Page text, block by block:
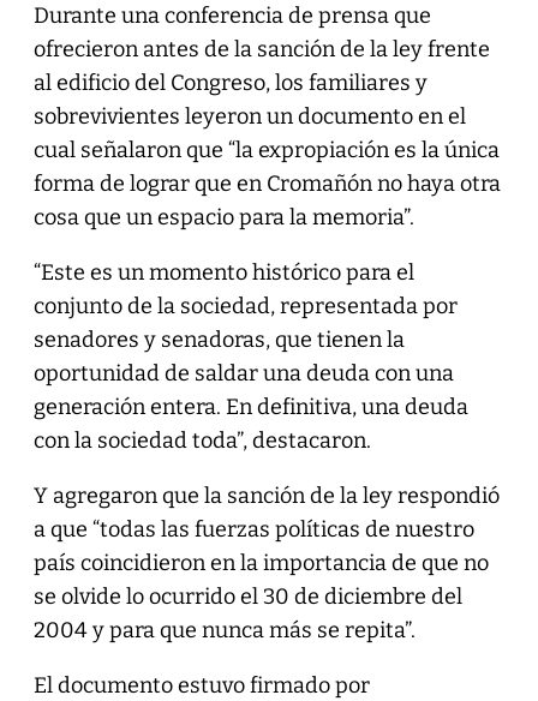
Durante una conferencia de prensa que
ofrecieron antes de la sanción de la ley frente
al edificio del Congreso, los familiares y
sobrevivientes leyeron un documento en el
cual señalaron que “la expropiación es la única
forma de lograr que en Cromañón no haya otra
cosa que un espacio para la memoria”.
“Este es un momento histórico para el
conjunto de la sociedad, representada por
senadores y senadoras, que tienen la
oportunidad de saldar una deuda con una
generación entera. En definitiva, una deuda
con la sociedad toda”, destacaron.
Y agregaron que la sanción de la ley respondió
a que “todas las fuerzas políticas de nuestro
país coincidieron en la importancia de que no
se olvide lo ocurrido el 30 de diciembre del
2004 y para que nunca más se repita”.
El documento estuvo firmado por